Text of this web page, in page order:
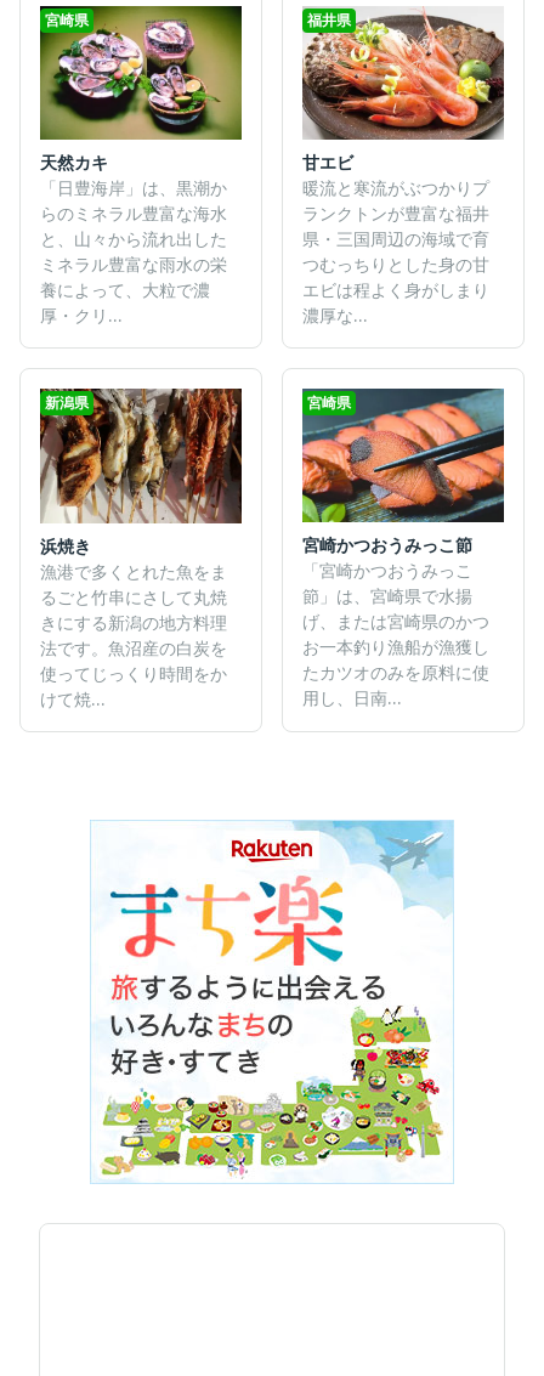
宮崎県
天然カキ
「日豊海岸」は、黒潮か
らのミネラル豊富な海水
と、山々から流れ出した
ミネラル豊富な雨水の栄
養によって、大粒で濃
厚・クリ...
福井県
甘エビ
暖流と寒流がぶつかりプ
ランクトンが豊富な福井
県・三国周辺の海域で育
つむっちりとした身の甘
エビは程よく身がしまり
濃厚な...
新潟県
浜焼き
漁港で多くとれた魚をま
るごと竹串にさして丸焼
きにする新潟の地方料理
法です。魚沼産の白炭を
使ってじっくり時間をか
けて焼...
宮崎県
宮崎かつおうみっこ節
「宮崎かつおうみっこ
節」は、宮崎県で水揚
げ、または宮崎県のかつ
お一本釣り漁船が漁獲し
たカツオのみを原料に使
用し、日南...